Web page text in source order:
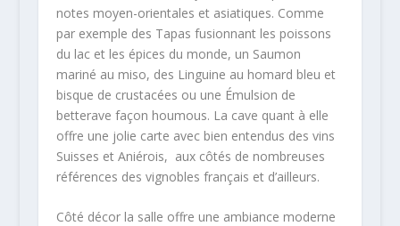
notes moyen-orientales et asiatiques. Comme
par exemple des Tapas fusionnant les poissons
du lac et les épices du monde, un Saumon
mariné au miso, des Linguine au homard bleu et
bisque de crustacées ou une Émulsion de
betterave façon houmous. La cave quant à elle
offre une jolie carte avec bien entendus des vins
Suisses et Aniérois, aux côtés de nombreuses
références des vignobles français et d’ailleurs.
Côté décor la salle offre une ambiance moderne